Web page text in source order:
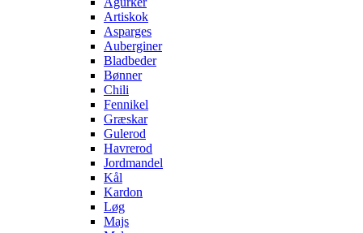
Artiskok
Asparges
Auberginer
Bladbeder
Bønner
Chili
Fennikel
Græskar
Gulerod
Havrerod
Jordmandel
Kål
Kardon
Løg
Majs